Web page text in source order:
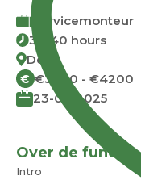
Servicemonteur
38-40 hours
Delft
€ €3600 - €4200
23-09-2025
Over de functie
Intro